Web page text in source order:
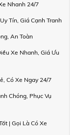
Nhanh 24/7
Tín, Giá Cạnh Tranh
An Toàn
Xe Nhanh, Giá Ưu
Có Xe Ngay 24/7
Chóng, Phục Vụ
| Gọi Là Có Xe